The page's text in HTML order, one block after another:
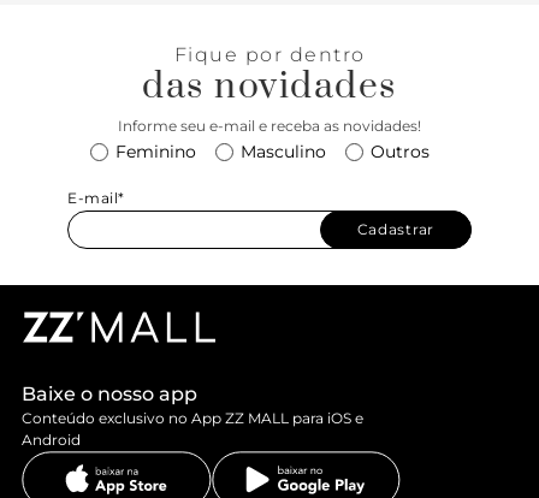
Fique por dentro
das novidades
Informe seu e-mail e receba as novidades!
Feminino Masculino Outros
E-mail*
Cadastrar
Baixe o nosso app
Conteúdo exclusivo no App ZZ MALL para iOS e
Android